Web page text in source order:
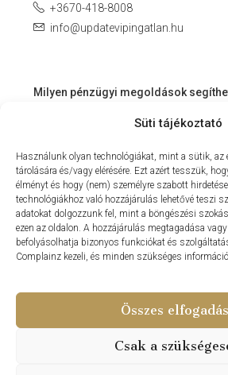
Süti tájékoztató
Használunk olyan technológiákat, mint a sütik, az
tárolására és/vagy elérésére. Ezt azért tesszük,
élményt és hogy (nem) személyre szabott
technológiákhoz való hozzájárulás lehetővé teszi
adatokat dolgozzunk fel, mint a böngészési
ezen az oldalon. A hozzájárulás megtagadása
befolyásolhatja bizonyos funkciókat és
Complainz kezeli, és minden szükséges
Összes
Csak a
+3670-418-8008
info@updatevipingatlan.hu
Milyen pénzügyi megoldások
szolgáltatás a Balaton környékén
MIT KÍNÁLHAT SZÁMUNKRA EGY
ÉS ELADÓI NÉZŐPONTBÓL?
MILYEN KÖLTSÉGEKKEL KELL
INGATLANVÁSÁRLÁS SORÁN?
© Update Vip Ingatlaniroda - Minden Jog